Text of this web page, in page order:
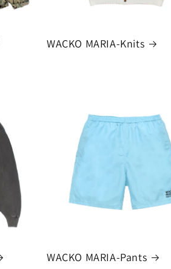
WACKO MARIA-Knits
WACKO MARIA-Pants